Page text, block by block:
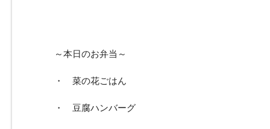
～本日のお弁当～
・ 菜の花ごはん
・ 豆腐ハンバーグ